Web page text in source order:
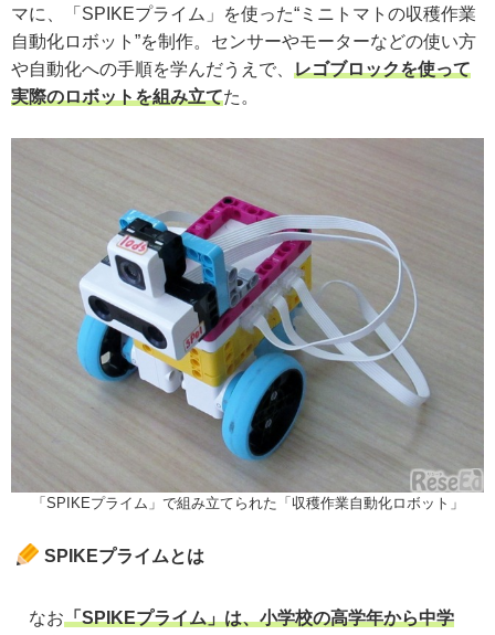
マに、「SPIKEプライム」を使った“ミニトマトの収穫作業
自動化ロボット”を制作。センサーやモーターなどの使い方
や自動化への手順を学んだうえで、 レゴブロックを使って
実際のロボットを組み立てた。
「SPIKEプライム」で組み立てられた「収穫作業自動化ロボット」
SPIKEプライムとは
なお「SPIKEプライム」は、小学校の高学年から中学